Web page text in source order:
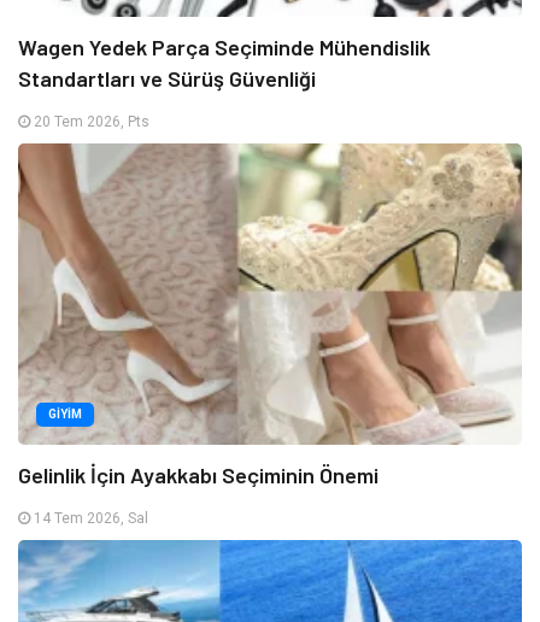
Wagen Yedek Parça Seçiminde Mühendislik
Standartları ve Sürüş Güvenliği
20 Tem 2026, Pts
GIYIM
Gelinlik İçin Ayakkabı Seçiminin Önemi
14 Tem 2026, Sal